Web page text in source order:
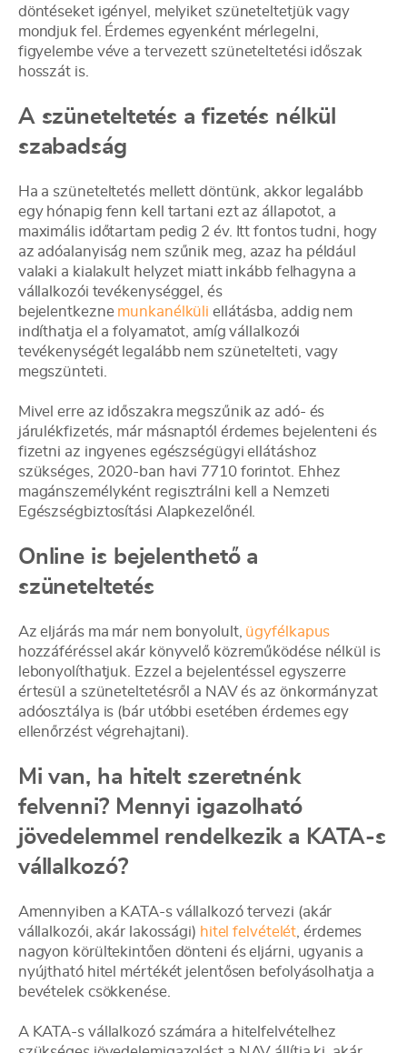
döntéseket igényel, melyiket szüneteltetjük vagy
mondjuk fel. Érdemes egyenként mérlegelni,
figyelembe véve a tervezett szüneteltetési időszak
hosszát is.
A szüneteltetés a fizetés nélkül
szabadság
Ha a szüneteltetés mellett döntünk, akkor legalább
egy hónapig fenn kell tartani ezt az állapotot, a
maximális időtartam pedig 2 év. Itt fontos tudni, hogy
az adóalanyiság nem szűnik meg, azaz ha például
valaki a kialakult helyzet miatt inkább felhagyna a
vállalkozói tevékenységgel, és
bejelentkezne munkanélküli ellátásba, addig nem
indíthatja el a folyamatot, amíg vállalkozói
tevékenységét legalább nem szünetelteti, vagy
megszünteti.
Mivel erre az időszakra megszűnik az adó- és
járulékfizetés, már másnaptól érdemes bejelenteni és
fizetni az ingyenes egészségügyi ellátáshoz
szükséges, 2020-ban havi 7710 forintot. Ehhez
magánszemélyként regisztrálni kell a Nemzeti
Egészségbiztosítási Alapkezelőnél.
Online is bejelenthető a
szüneteltetés
Az eljárás ma már nem bonyolult, ügyfélkapus
hozzáféréssel akár könyvelő közreműködése nélkül is
lebonyolíthatjuk. Ezzel a bejelentéssel egyszerre
értesül a szüneteltetésről a NAV és az önkormányzat
adóosztálya is (bár utóbbi esetében érdemes egy
ellenőrzést végrehajtani).
Mi van, ha hitelt szeretnénk
felvenni? Mennyi igazolható
jövedelemmel rendelkezik a KATA-s
vállalkozó?
Amennyiben a KATA-s vállalkozó tervezi (akár
vállalkozói, akár lakossági) hitel felvételét , érdemes
nagyon körültekintően dönteni és eljárni, ugyanis a
nyújtható hitel mértékét jelentősen befolyásolhatja a
bevételek csökkenése.
A KATA-s vállalkozó számára a hitelfelvételhez